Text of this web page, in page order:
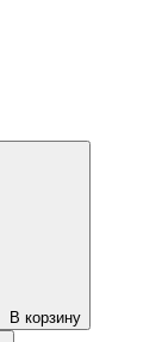
В корзину